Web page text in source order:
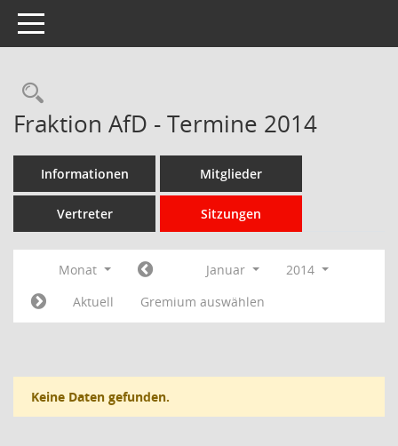
Toggle navigation
Rechercheauswahl
Fraktion AfD - Termine 2014
Informationen Mitglieder
Vertreter Sitzungen
Monat Januar
2014
Aktuell
Gremium auswählen
Keine Daten gefunden.